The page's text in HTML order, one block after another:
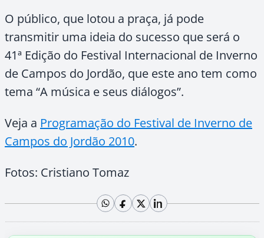
O público, que lotou a praça, já pode
transmitir uma ideia do sucesso que será o
41ª Edição do Festival Internacional de Inverno
de Campos do Jordão, que este ano tem como
tema “A música e seus diálogos”.
Veja a Programação do Festival de Inverno de
Campos do Jordão 2010.
Fotos: Cristiano Tomaz